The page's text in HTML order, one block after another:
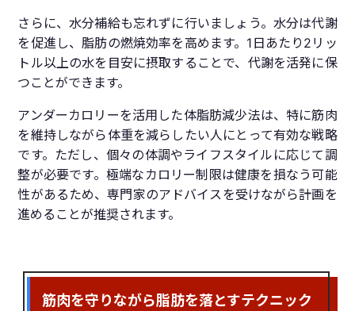
さらに、水分補給も忘れずに行いましょう。水分は代謝
を促進し、脂肪の燃焼効率を高めます。1日あたり2リッ
トル以上の水を目安に摂取することで、代謝を活発に保
つことができます。
アンダーカロリーを活用した体脂肪減少法は、特に筋肉
を維持しながら体重を減らしたい人にとって有効な戦略
です。ただし、個々の体調やライフスタイルに応じて調
整が必要です。極端なカロリー制限は健康を損なう可能
性があるため、専門家のアドバイスを受けながら計画を
進めることが推奨されます。
筋肉を守りながら脂肪を落とすテクニック